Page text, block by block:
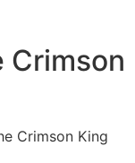
Crimson
Crimson King